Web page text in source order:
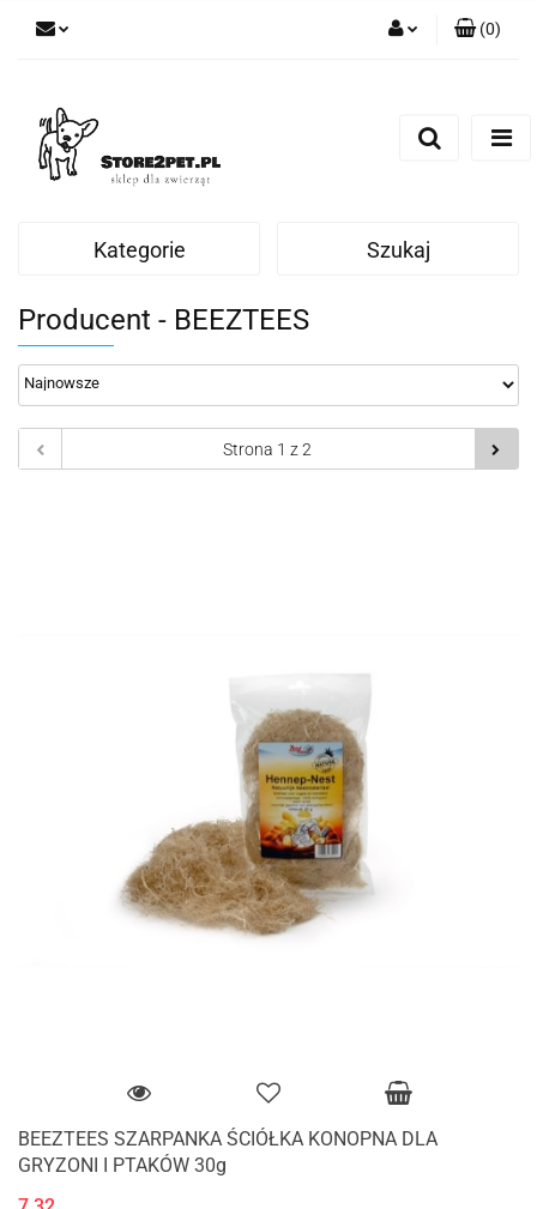
(0)
Kategorie Szukaj
Producent - BEEZTEES
BEEZTEES SZARPANKA ŚCIÓŁKA KONOPNA DLA
GRYZONI I PTAKÓW 30g